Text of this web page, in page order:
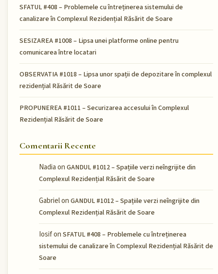
SFATUL #408 – Problemele cu întreținerea sistemului de
canalizare în Complexul Rezidențial Răsărit de Soare
SESIZAREA #1008 – Lipsa unei platforme online pentru
comunicarea între locatari
OBSERVATIA #1018 – Lipsa unor spații de depozitare în complexul
rezidențial Răsărit de Soare
PROPUNEREA #1011 – Securizarea accesului în Complexul
Rezidențial Răsărit de Soare
Comentarii Recente
Nadiaon GANDUL #1012 – Spațiile verzi neîngrijite din
Complexul Rezidențial Răsărit de Soare
Gabrielon GANDUL #1012 – Spațiile verzi neîngrijite din
Complexul Rezidențial Răsărit de Soare
Iosifon SFATUL #408 – Problemele cu întreținerea
sistemului de canalizare în Complexul Rezidențial Răsărit de
Soare